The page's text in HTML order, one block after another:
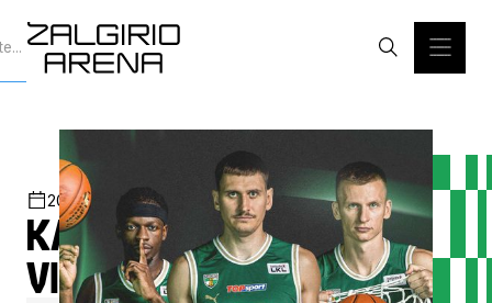
2025-11-02 16:30 ŽALGIRIO ARENA LKL/KMT
Kauno „Žalgiris“ –
Vilniaus „Rytas“